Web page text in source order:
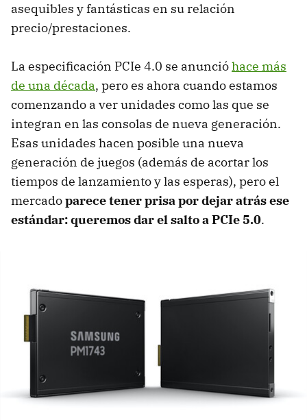
asequibles y fantásticas en su relación
precio/prestaciones.
La especificación PCIe 4.0 se anuncióhace más
de una década, pero es ahora cuando estamos
comenzando a ver unidades como las que se
integran en las consolas de nueva generación.
Esas unidades hacen posible una nueva
generación de juegos (además de acortar los
tiempos de lanzamiento y las esperas), pero el
mercadoparece tener prisa por dejar atrás ese
estándar: queremos dar el salto a PCIe 5.0.